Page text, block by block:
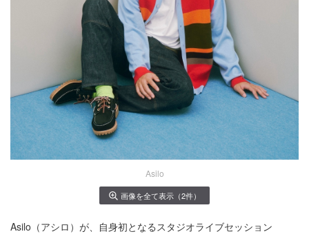
Asilo
画像を全て表示（2件）
Asilo（アシロ）が、自身初となるスタジオライブセッション